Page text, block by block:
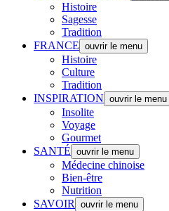
Histoire
Sagesse
Tradition
FRANCE ouvrir le menu
Histoire
Culture
Tradition
INSPIRATION ouvrir le menu
Insolite
Voyage
Gourmet
SANTÉ ouvrir le menu
Médecine chinoise
Bien-être
Nutrition
SAVOIR
ouvrir le menu